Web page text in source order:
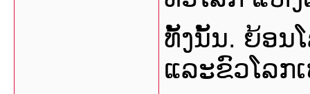
ທັ້ງນັ້ນ. ຍ້ອນ
ແລະຂົວໂລກ